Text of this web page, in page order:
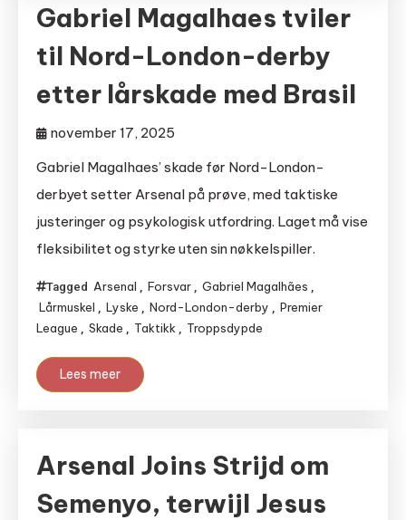
Gabriel Magalhaes tviler
til Nord-London-derby
etter lårskade med Brasil
november 17, 2025
Gabriel Magalhaes’ skade før Nord-London-
derbyet setter Arsenal på prøve, med taktiske
justeringer og psykologisk utfordring. Laget må vise
fleksibilitet og styrke uten sin nøkkelspiller.
Tagged Arsenal , Forsvar , Gabriel Magalhães ,
Lårmuskel , Lyske , Nord-London-derby , Premier
League , Skade , Taktikk , Troppsdypde
Lees meer
Arsenal Joins Strijd om
Semenyo, terwijl Jesus